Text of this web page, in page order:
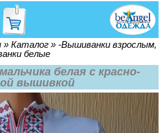
» Каталог » -Вышиванки взрослым,
белые
белая с красно-
вышивкой